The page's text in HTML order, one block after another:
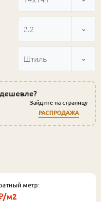
2.2
Штиль
Зайдите на страницу
РАСПРОДАЖА
метр:
м2